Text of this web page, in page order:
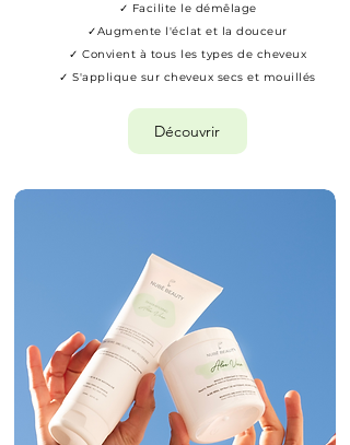
✓ Facilite le démêlage
✓Augmente l'éclat et la douceur
✓ Convient à tous les types de cheveux
✓ S'applique sur cheveux secs et mouillés
Découvrir